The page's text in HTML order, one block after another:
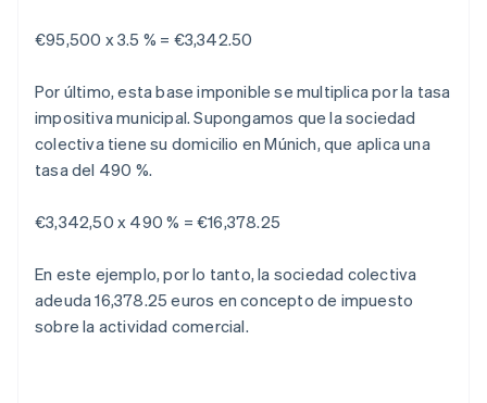
€95,500 x 3.5 % = €3,342.50
Por último, esta base imponible se multiplica por la tasa
impositiva municipal. Supongamos que la sociedad
colectiva tiene su domicilio en Múnich, que aplica una
tasa del 490 %.
€3,342,50 x 490 % = €16,378.25
En este ejemplo, por lo tanto, la sociedad colectiva
adeuda 16,378.25 euros en concepto de impuesto
sobre la actividad comercial.